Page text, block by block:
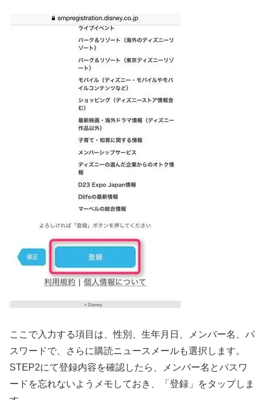
ここで入力する項目は、性別、生年月日、メンバー名、パ
スワードで、さらに購読ニュースメールも選択します。
STEP2にて登録内容を確認したら、メンバー名とパスワ
ードを忘れないようメモしておき、「登録」をタップしま